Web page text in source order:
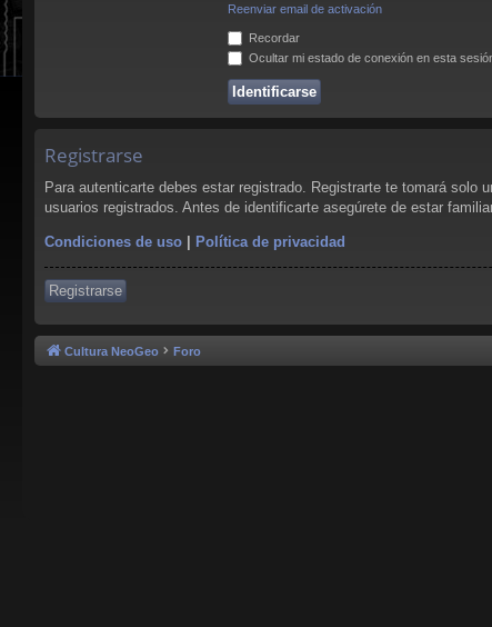
Reenviar email de activación
Recordar
Ocultar mi estado de conexión en esta
Registrarse
Para autenticarte debes estar registrado. Registrarte te tomará
usuarios registrados. Antes de identificarte asegúrete de estar
Condiciones de uso | Política de privacidad
Registrarse
Cultura NeoGeo Foro